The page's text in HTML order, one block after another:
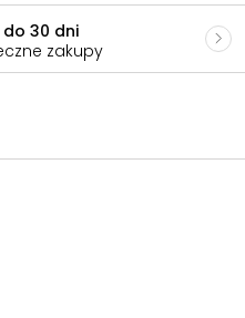
30 dni
zakupy